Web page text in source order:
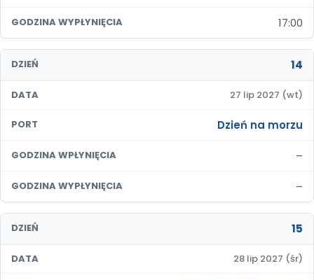
GODZINA WYPŁYNIĘCIA 17:00
DZIEŃ 14
DATA 27 lip 2027 (wt)
PORT Dzień na morzu
GODZINA WPŁYNIĘCIA –
GODZINA WYPŁYNIĘCIA –
DZIEŃ 15
DATA 28 lip 2027 (śr)